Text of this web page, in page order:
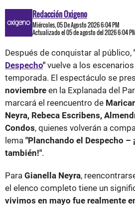
Redacción Oxigeno
Miércoles, 05 De Agosto 2026 6:04 PM
Actualizado el 05 de agosto del 2026 6:04
Después de conquistar al público,
Despecho" vuelve a los
temporada. El espectáculo se
noviembre en la Explanada del
marcará el reencuentro de
Neyra, Rebeca Escribens,
Condos, quienes volverán a
lema "Planchando el Despecho –
también!".
Para Gianella Neyra,
el elenco completo tiene un
vivimos en mayo fue realmente